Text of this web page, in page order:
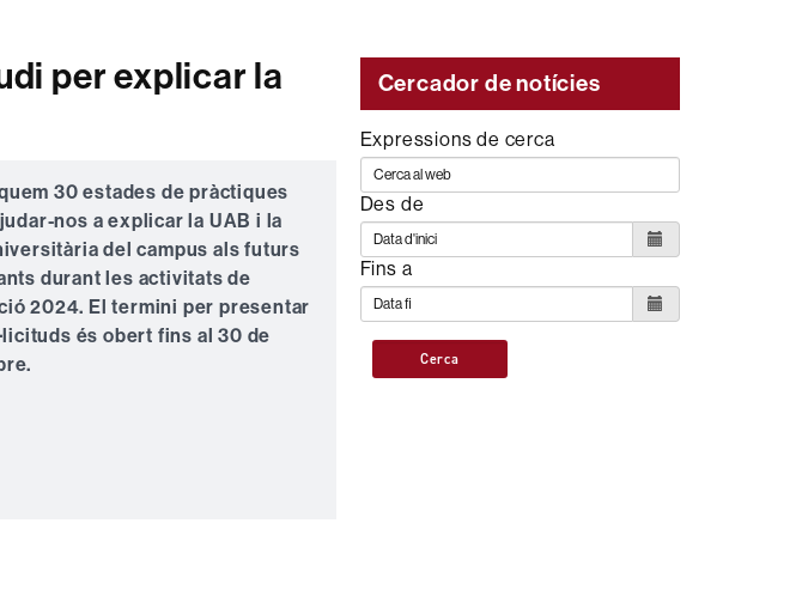
per explicar la
30 estades de pràctiques
nos a explicar la UAB i la
del campus als futurs
durant les activitats de
2024. El termini per presentar
és obert fins al 30 de
Cercador de notícies
Expressions de cerca
Des de
Fins a
Cerca